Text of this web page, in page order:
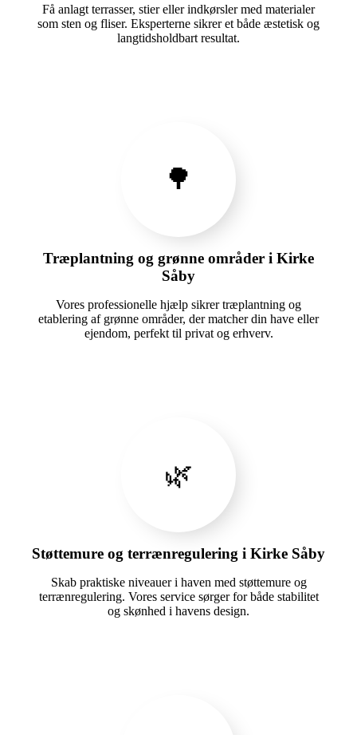
Få anlagt terrasser, stier eller indkørsler med materialer
som sten og fliser. Eksperterne sikrer et både æstetisk og
langtidsholdbart resultat.
🌳
Træplantning og grønne områder i Kirke
Såby
Vores professionelle hjælp sikrer træplantning og
etablering af grønne områder, der matcher din have eller
ejendom, perfekt til privat og erhverv.
🌿
Støttemure og terrænregulering i Kirke Såby
Skab praktiske niveauer i haven med støttemure og
terrænregulering. Vores service sørger for både stabilitet
og skønhed i havens design.